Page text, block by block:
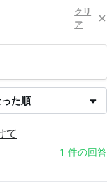
クリ
ア
た順
て
1 件の回答